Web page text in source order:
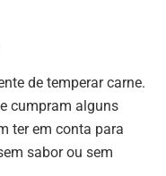
de temperar carne.
cumpram alguns
ter em conta para
sabor ou sem